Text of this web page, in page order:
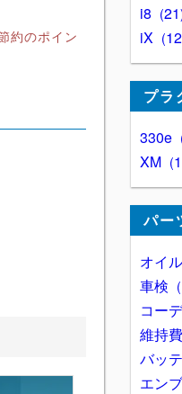
約のポイン
i8
21
iX
12
プラ
330e
XM
パー
オイル
車検
コー
維持費
バッ
エン